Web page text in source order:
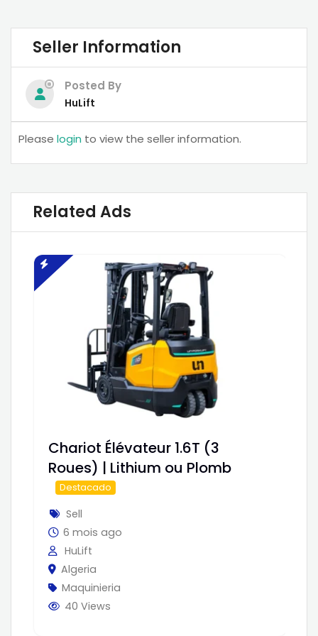
Seller Information
Posted By
HuLift
Please login to view the seller information.
Related Ads
Chariot Élévateur 1.6T (3
Roues) | Lithium ou Plomb
Destacado
Sell
6 mois ago
HuLift
Algeria
Maquinieria
40 Views